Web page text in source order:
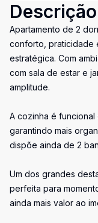
Descrição
Apartamento de 2
conforto, praticidade
estratégica. Com
com sala de estar e
amplitude.
A cozinha é
garantindo mais
dispõe ainda de 2
Um dos grandes
perfeita para
ainda mais valor ao